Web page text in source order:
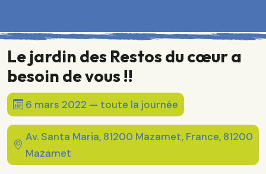
Le jardin des Restos du cœur a
besoin de vous !!
6 mars 2022 — toute la journée
Av. Santa Maria, 81200 Mazamet, France, 81200
Mazamet